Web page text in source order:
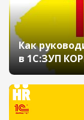
Как
в 1С:ЗУП